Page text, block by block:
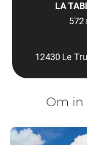
LA
572
12430 Le
Om in